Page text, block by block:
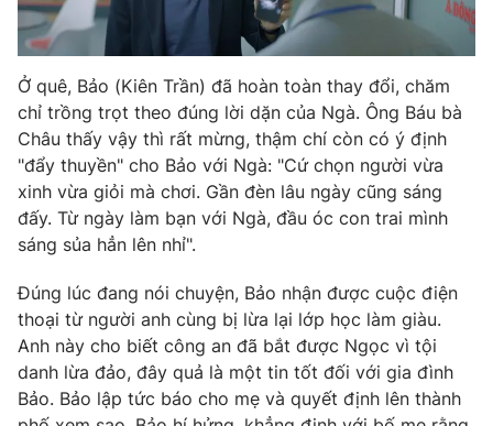
thuận bằng văn bản. Ghi rõ nguồn VTV.vn khi phát hành lại
thông tin từ website này.
Ở quê, Bảo (Kiên Trần) đã hoàn toàn thay đổi, chăm
chỉ trồng trọt theo đúng lời dặn của Ngà. Ông Báu bà
Châu thấy vậy thì rất mừng, thậm chí còn có ý định
"đẩy thuyền" cho Bảo với Ngà: "Cứ chọn người vừa
xinh vừa giỏi mà chơi. Gần đèn lâu ngày cũng sáng
đấy. Từ ngày làm bạn với Ngà, đầu óc con trai mình
sáng sủa hẳn lên nhỉ".
Đúng lúc đang nói chuyện, Bảo nhận được cuộc điện
thoại từ người anh cùng bị lừa lại lớp học làm giàu.
Anh này cho biết công an đã bắt được Ngọc vì tội
danh lừa đảo, đây quả là một tin tốt đối với gia đình
Bảo. Bảo lập tức báo cho mẹ và quyết định lên thành